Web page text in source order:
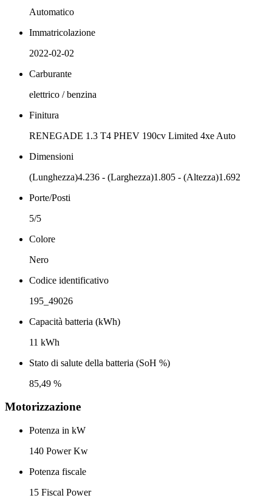
Automatico
Immatricolazione
2022-02-02
Carburante
elettrico / benzina
Finitura
RENEGADE 1.3 T4 PHEV 190cv Limited 4xe Auto
Dimensioni
(Lunghezza)4.236 - (Larghezza)1.805 - (Altezza)1.692
Porte/Posti
5/5
Colore
Nero
Codice identificativo
195_49026
Capacità batteria (kWh)
11 kWh
Stato di salute della batteria (SoH %)
85,49 %
Motorizzazione
Potenza in kW
140 Power Kw
Potenza fiscale
15 Fiscal Power